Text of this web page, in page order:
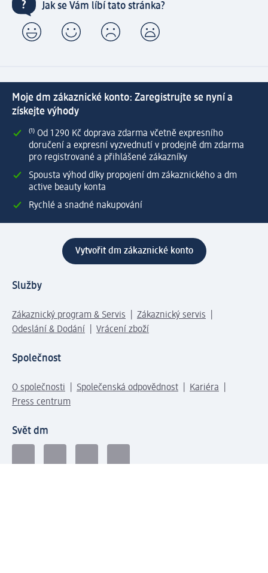
Jak se Vám líbí tato stránka?
Moje dm zákaznické konto: Zaregistrujte se nyní a
získejte výhody
⁽¹⁾ Od 1 290 Kč doprava zdarma včetně expresního
doručení a expresní vyzvednutí v prodejně dm zdarma
pro registrované a přihlášené zákazníky
Spousta výhod díky propojení dm zákaznického a dm
active beauty konta
Rychlé a snadné nakupování
Vytvořit dm zákaznické konto
Služby
Zákaznický program & Servis
Zákaznický servis
Odeslání & Dodání
Vrácení zboží
Společnost
O společnosti Společenská odpovědnost
Kariéra
Press centrum
Svět dm